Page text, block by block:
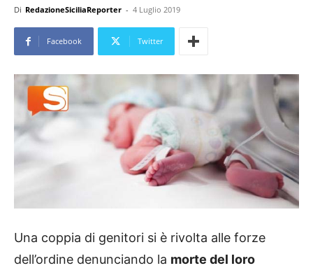
Di RedazioneSiciliaReporter - 4 Luglio 2019
Facebook Twitter
Una coppia di genitori si è rivolta alle forze
dell’ordine denunciando la morte del loro